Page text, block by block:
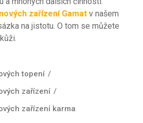
zařízení Gamat v našem
na jistotu. O tom se můžete
topení /
zařízení /
zařízení karma